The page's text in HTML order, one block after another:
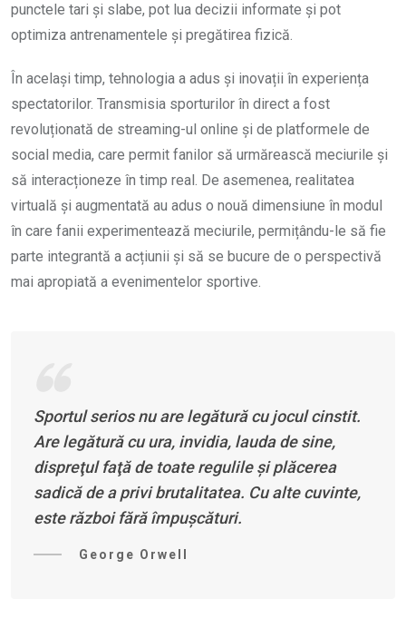
punctele tari și slabe, pot lua decizii informate și pot
optimiza antrenamentele și pregătirea fizică.
În același timp, tehnologia a adus și inovații în experiența
spectatorilor. Transmisia sporturilor în direct a fost
revoluționată de streaming-ul online și de platformele de
social media, care permit fanilor să urmărească meciurile și
să interacționeze în timp real. De asemenea, realitatea
virtuală și augmentată au adus o nouă dimensiune în modul
în care fanii experimentează meciurile, permițându-le să fie
parte integrantă a acțiunii și să se bucure de o perspectivă
mai apropiată a evenimentelor sportive.
Sportul serios nu are legătură cu jocul cinstit.
Are legătură cu ura, invidia, lauda de sine,
dispreţul faţă de toate regulile şi plăcerea
sadică de a privi brutalitatea. Cu alte cuvinte,
este război fără împuşcături.
George Orwell